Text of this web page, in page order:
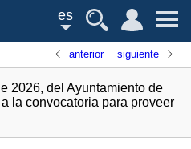
es
anterior siguiente
2026, del Ayuntamiento de
la convocatoria para proveer